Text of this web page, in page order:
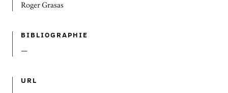
Roger Grasas
BIBLIOGRAPHIE
—
URL